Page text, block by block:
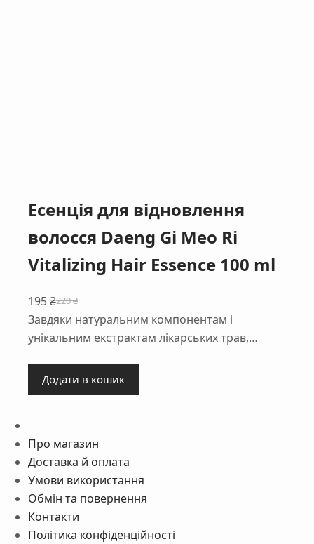
Есенція для відновлення
волосся Daeng Gi Meo Ri
Vitalizing Hair Essence 100 ml
220₴
Оригінальна
ціна:
220 ₴.
195₴
Поточна
ціна:
195 ₴.
Завдяки натуральним компонентам і
унікальним екстрактам лікарських трав,…
Додати в кошик
Про магазин
Доставка й оплата
Умови використання
Обмін та повернення
Контакти
Політика конфіденційності